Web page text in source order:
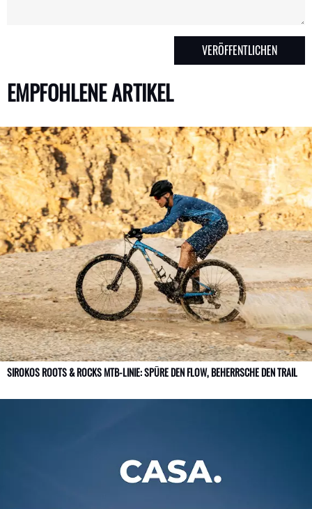
EMPFOHLENE ARTIKEL
SIROKOS ROOTS & ROCKS MTB-LINIE: SPÜRE DEN FLOW, BEHERRSCHE DEN TRAIL